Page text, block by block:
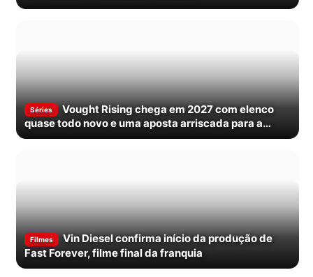
Séries
Vought Rising chega em 2027 com elenco
quase todo novo e uma aposta arriscada para a
franquia
Filmes
Vin Diesel confirma início da produção de
Fast Forever, filme final da franquia